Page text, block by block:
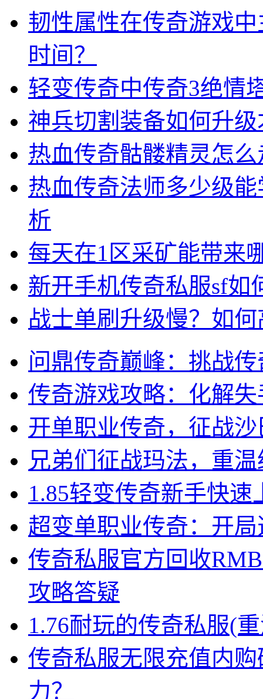
韧性属性在传奇游戏
时间？
轻变传奇中传奇3绝情
神兵切割装备如何升
热血传奇骷髅精灵怎
热血传奇法师多少级
析
每天在1区采矿能带来
新开手机传奇私服sf如
战士单刷升级慢？如
问鼎传奇巅峰：挑战
传奇游戏攻略：化解
开单职业传奇，征战
兄弟们征战玛法，重
1.85轻变传奇新手快
超变单职业传奇：开
传奇私服官方回收
攻略答疑
1.76耐玩的传奇私服(
传奇私服无限充值内
力？